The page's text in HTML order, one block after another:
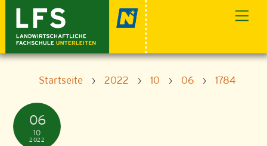
content
Startseite › 2022 › 10 › 06 › 1784
06
10
2022